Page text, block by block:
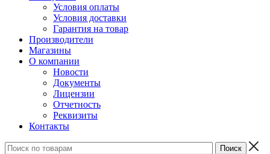
Условия оплаты
Условия доставки
Гарантия на товар
Производители
Магазины
О компании
Новости
Документы
Лицензии
Отчетность
Реквизиты
Контакты